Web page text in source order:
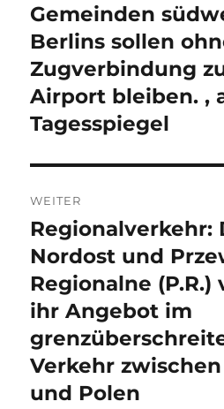
Gemeinden
Berlins sollen
Zugverbindung
Airport bleiben. ,
Tagesspiegel
WEITER
Nächster
Beitrag:
Regionalverkehr:
Nordost und
Regionalne (P.R.)
ihr Angebot im
Verkehr
und Polen